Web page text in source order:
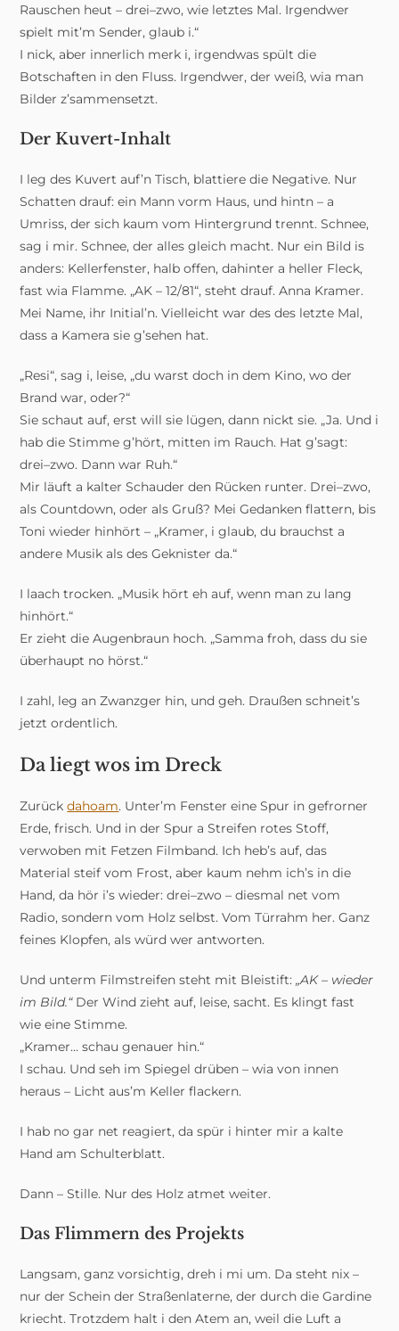
Rauschen heut – drei–zwo, wie letztes Mal. Irgendwer
spielt mit’m Sender, glaub i.“
I nick, aber innerlich merk i, irgendwas spült die
Botschaften in den Fluss. Irgendwer, der weiß, wia man
Bilder z’sammensetzt.
Der Kuvert-Inhalt
I leg des Kuvert auf’n Tisch, blattiere die Negative. Nur
Schatten drauf: ein Mann vorm Haus, und hintn – a
Umriss, der sich kaum vom Hintergrund trennt. Schnee,
sag i mir. Schnee, der alles gleich macht. Nur ein Bild is
anders: Kellerfenster, halb offen, dahinter a heller Fleck,
fast wia Flamme. „AK – 12/81“, steht drauf. Anna Kramer.
Mei Name, ihr Initial’n. Vielleicht war des des letzte Mal,
dass a Kamera sie g’sehen hat.
„Resi“, sag i, leise, „du warst doch in dem Kino, wo der
Brand war, oder?“
Sie schaut auf, erst will sie lügen, dann nickt sie. „Ja. Und i
hab die Stimme g’hört, mitten im Rauch. Hat g’sagt:
drei–zwo. Dann war Ruh.“
Mir läuft a kalter Schauder den Rücken runter. Drei–zwo,
als Countdown, oder als Gruß? Mei Gedanken flattern, bis
Toni wieder hinhört – „Kramer, i glaub, du brauchst a
andere Musik als des Geknister da.“
I laach trocken. „Musik hört eh auf, wenn man zu lang
hinhört.“
Er zieht die Augenbraun hoch. „Samma froh, dass du sie
überhaupt no hörst.“
I zahl, leg an Zwanzger hin, und geh. Draußen schneit’s
jetzt ordentlich.
Da liegt wos im Dreck
Zurückdahoam. Unter’m Fenster eine Spur in gefrorner
Erde, frisch. Und in der Spur a Streifen rotes Stoff,
verwoben mit Fetzen Filmband. Ich heb’s auf, das
Material steif vom Frost, aber kaum nehm ich’s in die
Hand, da hör i’s wieder: drei–zwo – diesmal net vom
Radio, sondern vom Holz selbst. Vom Türrahm her. Ganz
feines Klopfen, als würd wer antworten.
Und unterm Filmstreifen steht mit Bleistift:„AK – wieder
im Bild.“Der Wind zieht auf, leise, sacht. Es klingt fast
wie eine Stimme.
„Kramer… schau genauer hin.“
I schau. Und seh im Spiegel drüben – wia von innen
heraus – Licht aus’m Keller flackern.
I hab no gar net reagiert, da spür i hinter mir a kalte
Hand am Schulterblatt.
Dann – Stille. Nur des Holz atmet weiter.
Das Flimmern des Projekts
Langsam, ganz vorsichtig, dreh i mi um. Da steht nix –
nur der Schein der Straßenlaterne, der durch die Gardine
kriecht. Trotzdem halt i den Atem an, weil die Luft a